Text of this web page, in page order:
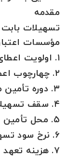
مقدمه
تسهیلات بابت
مؤسسات
۱. اولویت اعطای تسهیلات
۲. چهارچوب اعطای تسهیلات
۳. دوره تأمین مالی و موارد استفاده از تسهیلات
۴. سقف تسهیلات
۵. محل تأمین و اعطای تسهیلات
۶. نرخ سود تسهیلات
۷. هزینه تعهد